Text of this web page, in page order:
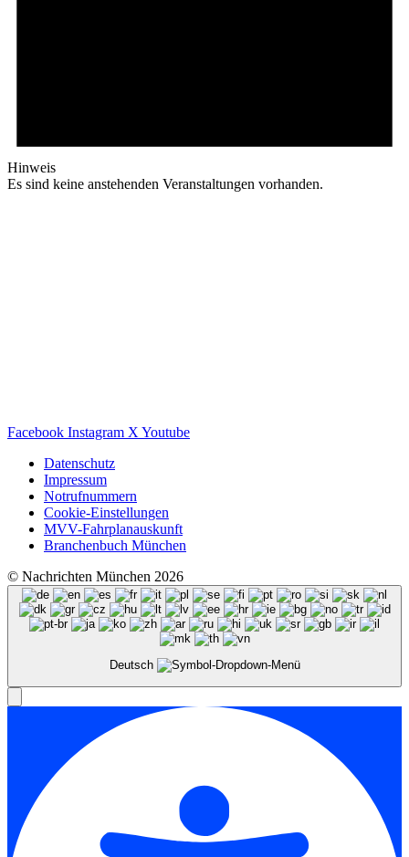
Hinweis
Es sind keine anstehenden Veranstaltungen vorhanden.
Facebook Instagram X Youtube
Datenschutz
Impressum
Notrufnummern
Cookie-Einstellungen
MVV-Fahrplanauskunft
Branchenbuch München
© Nachrichten München 2026
Deutsch